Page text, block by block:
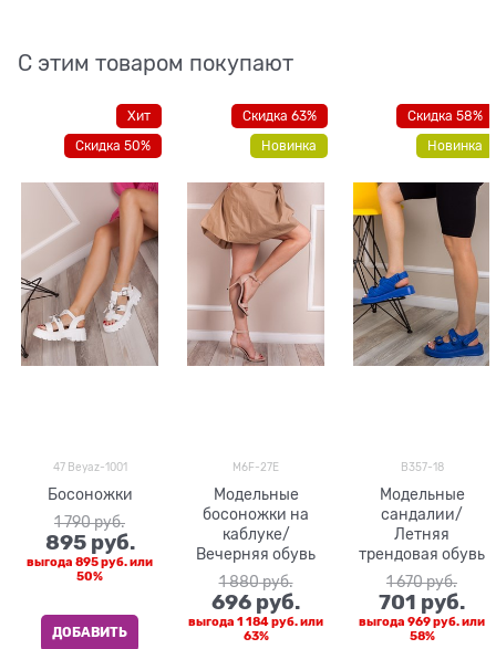
С этим товаром покупают
47 Beyaz-1001
Хит
Скидка 50%
Босоножки
1 790 руб.
895 руб.
выгода 895 руб.или
50%
ДОБАВИТЬ
M6F-27E
Скидка 63%
Новинка
Модельные
босоножки на
каблуке/
Вечерняя обувь
1 880 руб.
696 руб.
выгода 1 184 руб.или
63%
B357-18
Скидка 58%
Новинка
Модельные
сандалии/
Летняя
трендовая обувь
1 670 руб.
701 руб.
выгода 969 руб.или
58%